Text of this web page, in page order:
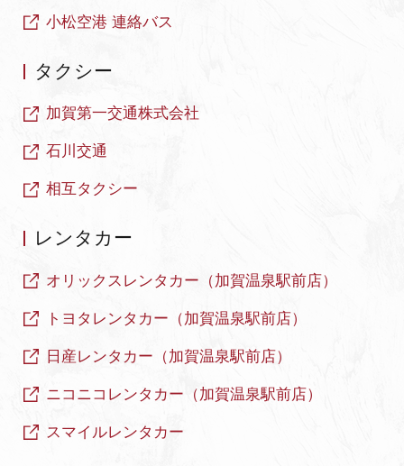
小松空港 連絡バス
タクシー
加賀第一交通株式会社
石川交通
相互タクシー
レンタカー
オリックスレンタカー（加賀温泉駅前店）
トヨタレンタカー（加賀温泉駅前店）
日産レンタカー（加賀温泉駅前店）
ニコニコレンタカー（加賀温泉駅前店）
スマイルレンタカー